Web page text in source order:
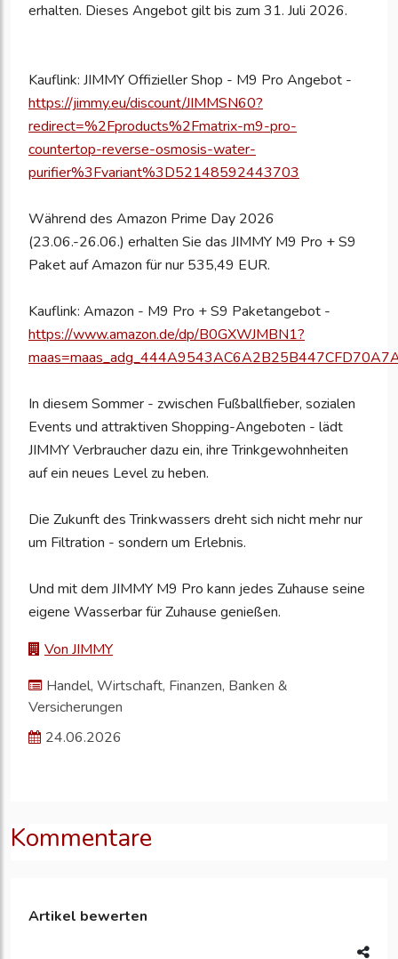
erhalten. Dieses Angebot gilt bis zum 31. Juli 2026.
Kauflink: JIMMY Offizieller Shop - M9 Pro Angebot -
https://jimmy.eu/discount/JIMMSN60?
redirect=%2Fproducts%2Fmatrix-m9-pro-
countertop-reverse-osmosis-water-
purifier%3Fvariant%3D52148592443703
Während des Amazon Prime Day 2026
(23.06.-26.06.) erhalten Sie das JIMMY M9 Pro + S9
Paket auf Amazon für nur 535,49 EUR.
Kauflink: Amazon - M9 Pro + S9 Paketangebot -
https://www.amazon.de/dp/B0GXWJMBN1?
In diesem Sommer - zwischen Fußballfieber, sozialen
Events und attraktiven Shopping-Angeboten - lädt
JIMMY Verbraucher dazu ein, ihre Trinkgewohnheiten
auf ein neues Level zu heben.
Die Zukunft des Trinkwassers dreht sich nicht mehr nur
um Filtration - sondern um Erlebnis.
Und mit dem JIMMY M9 Pro kann jedes Zuhause seine
eigene Wasserbar für Zuhause genießen.
Von JIMMY
Handel, Wirtschaft, Finanzen, Banken &
Versicherungen
24.06.2026
Kommentare
Artikel bewerten